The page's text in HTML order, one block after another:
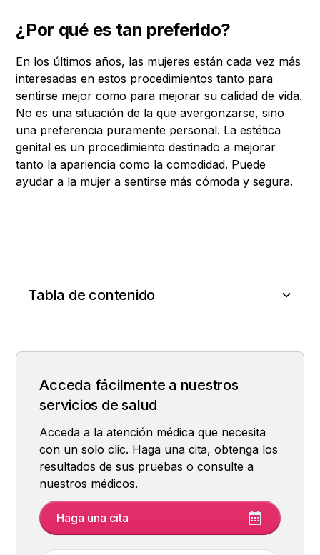
¿Por qué es tan preferido?
En los últimos años, las mujeres están cada vez más
interesadas en estos procedimientos tanto para
sentirse mejor como para mejorar su calidad de vida.
No es una situación de la que avergonzarse, sino
una preferencia puramente personal. La estética
genital es un procedimiento destinado a mejorar
tanto la apariencia como la comodidad. Puede
ayudar a la mujer a sentirse más cómoda y segura.
Tabla de contenido
Acceda fácilmente a nuestros
servicios de salud
Acceda a la atención médica que necesita
con un solo clic. Haga una cita, obtenga los
resultados de sus pruebas o consulte a
nuestros médicos.
Haga una cita